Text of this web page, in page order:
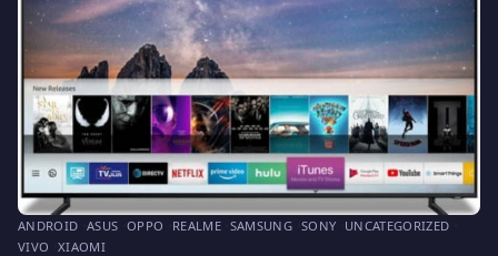
ANDROID ASUS OPPO REALME SAMSUNG SONY UNCATEGORIZED
VIVO
XIAOMI